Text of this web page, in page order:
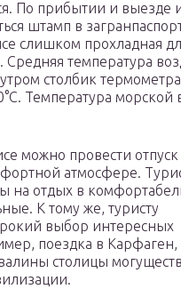
По прибытии и выезде
штамп в
слишком прохладная
Средняя температура
столбик термометра
Температура морской
можно провести отпуск
атмосфере.
на отдых в
К тому же, туристу
выбор интересных
поездка в Карфаген,
столицы